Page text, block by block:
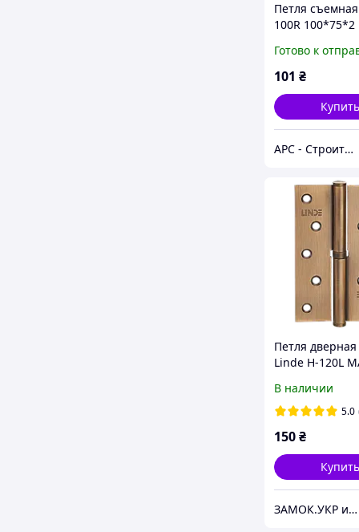
Петля
100R
никель
Готово к
101 ₴
Купить
АРС - Строительный интернет-гипермаркет
Петля дверная
Linde H-120L
В наличии
5.0
150₴
Купить
ЗАМОК.УКР интернет-магазин замков и фурнитуры